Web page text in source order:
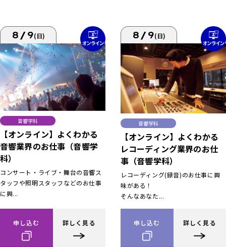
8/9(日)
音響学科
【オンライン】よくわかる
音響業界のお仕事（音響学
科）
コンサート・ライブ・舞台の音響ス
タッフや照明スタッフなどのお仕事
に興...
申し込む 詳しく見る
8/9(日)
音響学科
【オンライン】よくわかる
レコーディング業界のお仕
事（音響学科）
レコーディング(録音)のお仕事に興
味がある！
そんなあなた...
申し込む 詳しく見る